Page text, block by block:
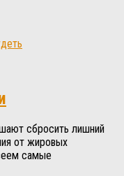
сбросить лишний
от жировых
самые